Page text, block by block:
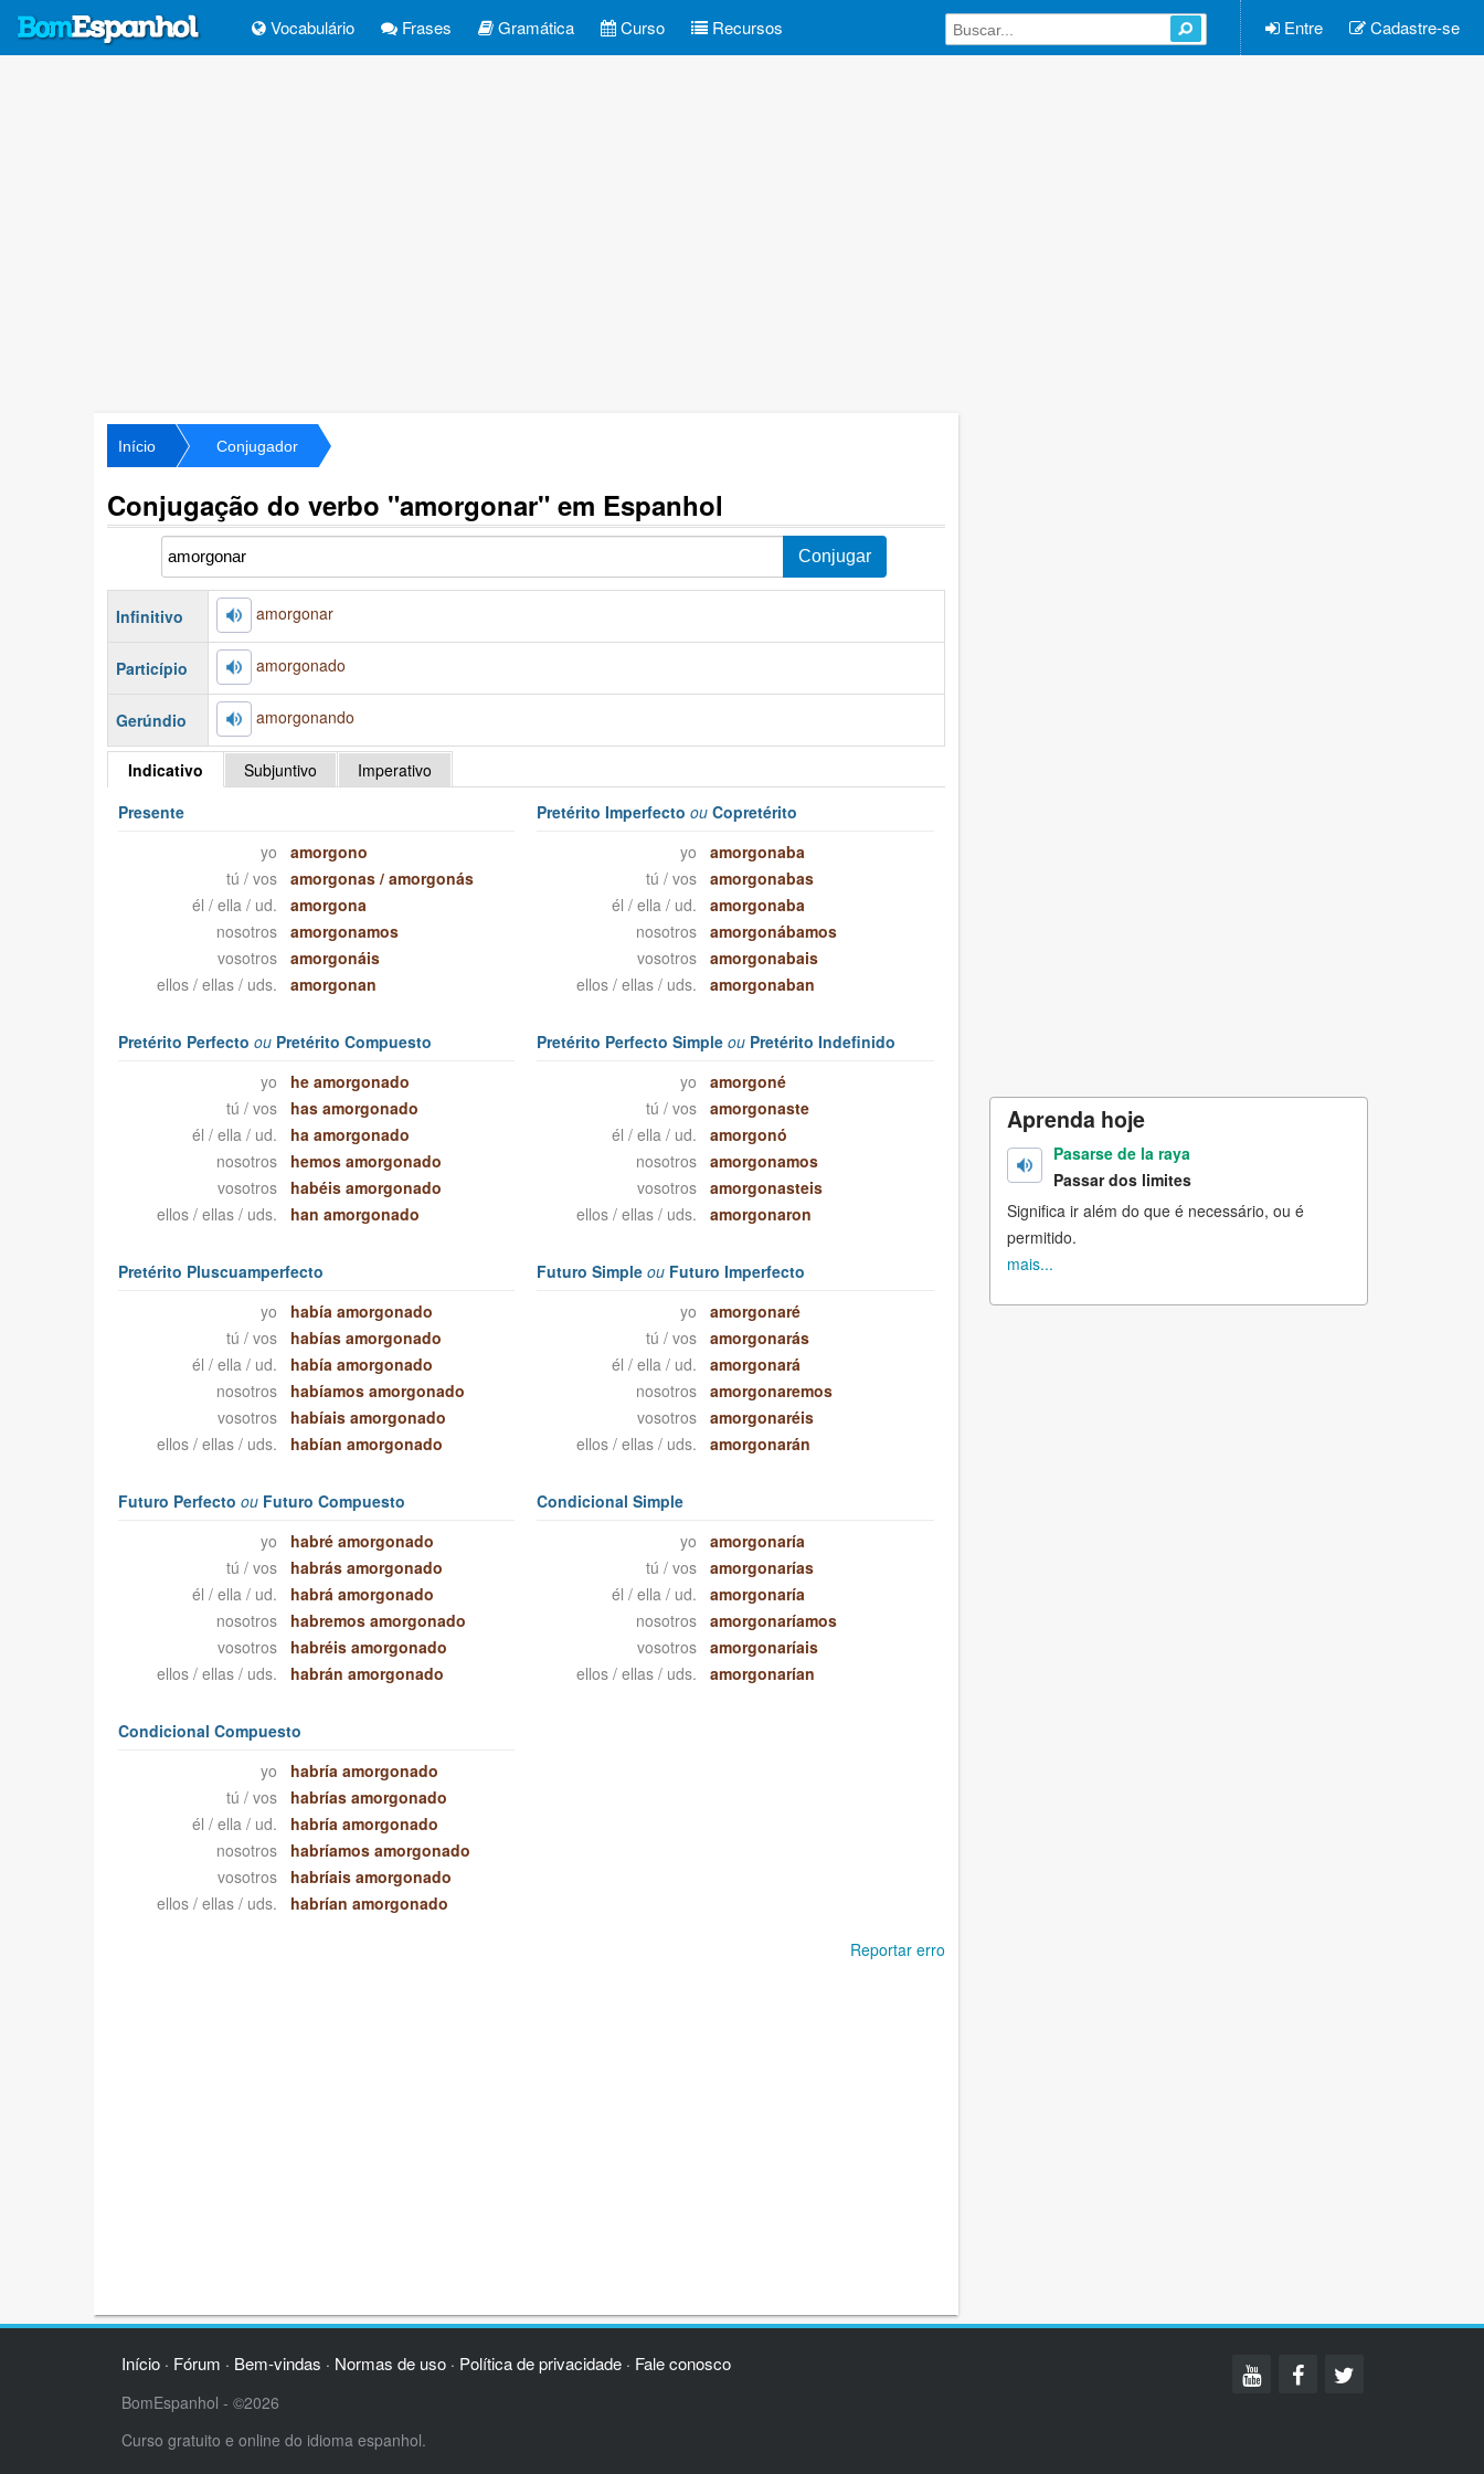
Vocabulário Frases Gramática Curso Recursos Entre Cadastre-se
Início Conjugador
Conjugação do verbo "amorgonar" em Espanhol
Infinitivo amorgonar
Particípio amorgonado
Gerúndio amorgonando
Indicativo Subjuntivo
Imperativo
Presente
yo
amorgono
tú / vos
amorgonas /amorgonás
él / ella / ud.
amorgona
nosotros
amorgonamos
vosotros
amorgonáis
ellos / ellas / uds.
amorgonan
Pretérito Imperfectoou Copretérito
yo
amorgonaba
tú / vos
amorgonabas
él / ella / ud.
amorgonaba
nosotros
amorgonábamos
vosotros
amorgonabais
ellos / ellas / uds.
amorgonaban
Pretérito Perfecto ouPretérito Compuesto
yo
he amorgonado
tú / vos
has amorgonado
él / ella / ud.
ha amorgonado
nosotros
hemos amorgonado
vosotros
habéis amorgonado
ellos / ellas / uds.
han amorgonado
Pretérito Perfecto Simpleou Pretérito Indefinido
yo
amorgoné
tú / vos
amorgonaste
él / ella / ud.
amorgonó
nosotros
amorgonamos
vosotros
amorgonasteis
ellos / ellas / uds.
amorgonaron
Pretérito Pluscuamperfecto
yo
había amorgonado
tú / vos
habías amorgonado
él / ella / ud.
había amorgonado
nosotros
habíamos amorgonado
vosotros
habíais amorgonado
ellos / ellas / uds.
habían amorgonado
Futuro Simpleou Futuro Imperfecto
yo
amorgonaré
tú / vos
amorgonarás
él / ella / ud.
amorgonará
nosotros
amorgonaremos
vosotros
amorgonaréis
ellos / ellas / uds.
amorgonarán
Futuro Perfecto ouFuturo Compuesto
yo
habré amorgonado
tú / vos
habrás amorgonado
él / ella / ud.
habrá amorgonado
nosotros
habremos amorgonado
vosotros
habréis amorgonado
ellos / ellas / uds.
habrán amorgonado
Condicional Simple
yo
amorgonaría
tú / vos
amorgonarías
él / ella / ud.
amorgonaría
nosotros
amorgonaríamos
vosotros
amorgonaríais
ellos / ellas / uds.
amorgonarían
Condicional Compuesto
yo
habría amorgonado
tú / vos
habrías amorgonado
él / ella / ud.
habría amorgonado
nosotros
habríamos amorgonado
vosotros
habríais amorgonado
ellos / ellas / uds.
habrían amorgonado
Reportar erro
Aprenda hoje
Pasarse de la raya
Passar dos limites
Significa ir além do que é necessário, ou é
permitido.
mais...
Início· Fórum · Bem-vindas · Normas de uso· Política de privacidade· Fale conosco
BomEspanhol - ©2026
Curso gratuito e online do idioma espanhol.